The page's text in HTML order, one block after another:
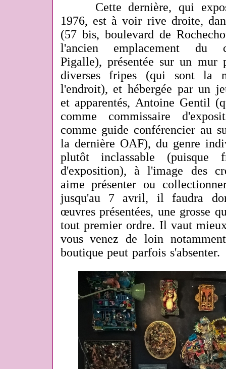
Cette dernière, qui
1976, est à voir rive droite,
(57 bis, boulevard de
l'ancien emplacement du
Pigalle), présentée sur un
diverses fripes (qui sont la
l'endroit), et hébergée par un
et apparentés, Antoine Gentil
comme commissaire
comme guide conférencier au
la dernière OAF), du genre
plutôt inclassable
d'exposition), à l'image des
aime présenter ou
jusqu'au 7 avril, il faudra
œuvres présentées, une grosse
tout premier ordre. Il vaut
vous venez de loin
boutique peut parfois s'absenter.